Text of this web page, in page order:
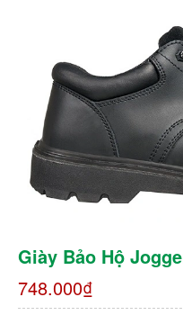
Giày Bảo Hộ
748.000₫